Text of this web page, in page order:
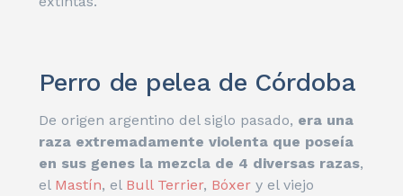
Perro de pelea de Córdoba
De origen argentino del siglo pasado, era una
raza extremadamente violenta que poseía
en sus genes la mezcla de 4 diversas razas,
el Mastín, el Bull Terrier, Bóxery el viejo